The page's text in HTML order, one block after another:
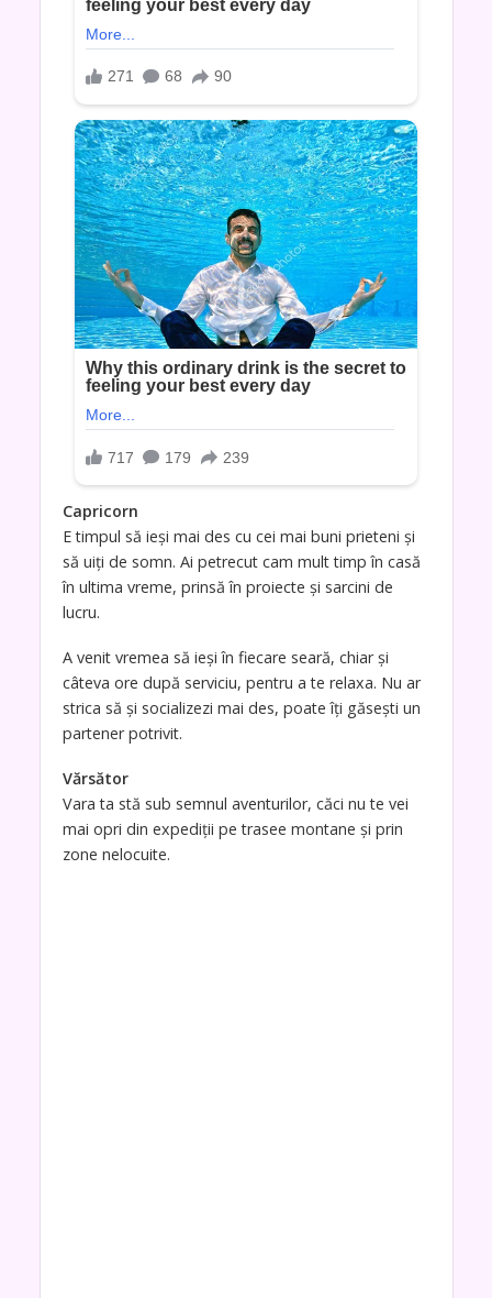
Capricorn
E timpul să ieşi mai des cu cei mai buni prieteni şi
să uiţi de somn. Ai petrecut cam mult timp în casă
în ultima vreme, prinsă în proiecte şi sarcini de
lucru.
A venit vremea să ieşi în fiecare seară, chiar şi
câteva ore după serviciu, pentru a te relaxa. Nu ar
strica să şi socializezi mai des, poate îţi găseşti un
partener potrivit.
Vărsător
Vara ta stă sub semnul aventurilor, căci nu te vei
mai opri din expediţii pe trasee montane şi prin
zone nelocuite.